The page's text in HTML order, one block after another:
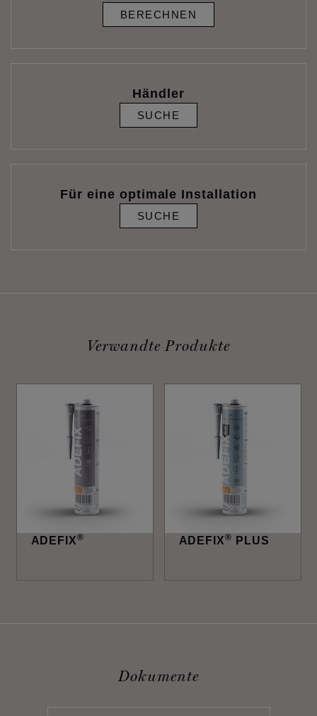
BERECHNEN
Händler
SUCHE
Für eine optimale Installation
SUCHE
Verwandte Produkte
ADEFIX® ADEFIX® PLUS
Dokumente